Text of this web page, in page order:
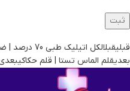
قبلیقبلالکل اتیلیک طبی 70 درصد | ضد عفونی کننده سطوح | الکل اتانول
بعدیقلم الماس تستا | قلم حکاکی